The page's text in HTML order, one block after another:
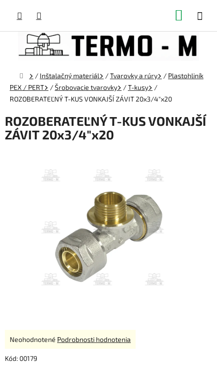
obsah
Domov
/ Inštalačný materiál /Tvarovky a rúry / Plastohliník
PEX / PERT
/Šrobovacie tvarovky /T-kusy
/
ROZOBERATEĽNÝ T-KUS VONKAJŠÍ ZÁVIT 20x3/4"x20
ROZOBERATEĽNÝ T-KUS VONKAJŠÍ
ZÁVIT 20x3/4"x20
Kód: 00179
Priemerné
produktu
Neohodnotené Podrobnosti hodnotenia